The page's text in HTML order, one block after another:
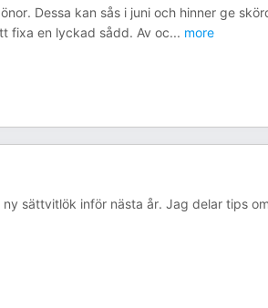
Dessa kan sås i juni och hinner ge
fixa en lyckad sådd. Av oc... more
sättvitlök inför nästa år. Jag delar tips